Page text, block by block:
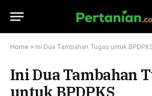
Home » Ini Dua Tambahan Tugas untuk
Ini Dua Tambahan
untuk BPDPKS